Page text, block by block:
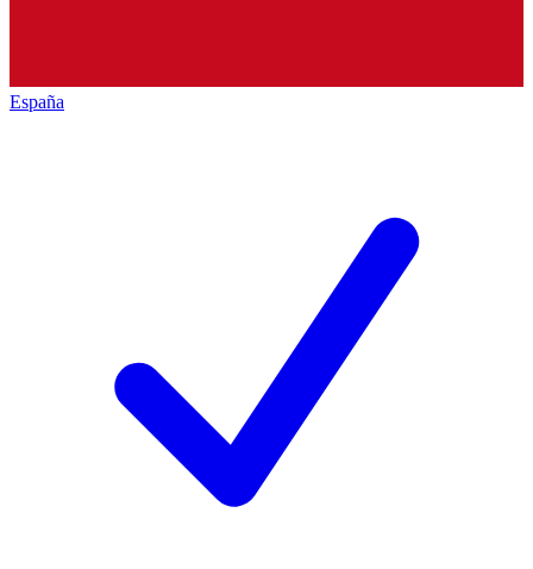
España